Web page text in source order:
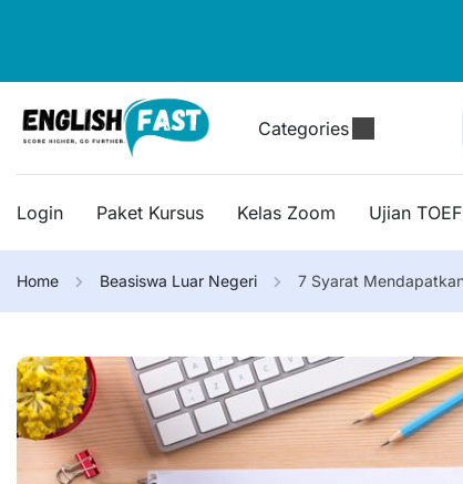
Categories
Login Paket Kursus Kelas Zoom Ujian
Home Beasiswa Luar Negeri 7 Syarat